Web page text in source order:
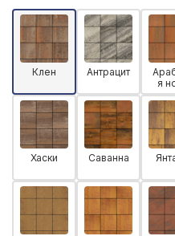
Клен Антрацит
я
Хаски Саванна